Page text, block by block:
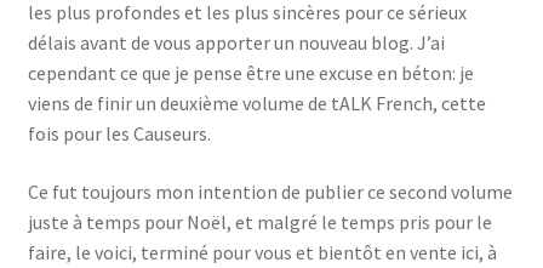
les plus profondes et les plus sincères pour ce sérieux
délais avant de vous apporter un nouveau blog. J’ai
cependant ce que je pense être une excuse en béton: je
viens de finir un deuxième volume de tALK French, cette
fois pour les Causeurs.
Ce fut toujours mon intention de publier ce second volume
juste à temps pour Noël, et malgré le temps pris pour le
faire, le voici, terminé pour vous et bientôt en vente ici, à